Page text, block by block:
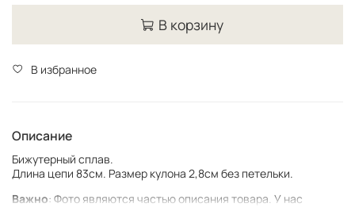
В корзину
В избранное
Описание
Бижутерный сплав.
Длина цепи 83см. Размер кулона 2,8см без петельки.
Важно: Фото являются частью описания товара. У нас